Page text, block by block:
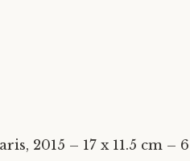
2015 – 17 x 11.5 cm –